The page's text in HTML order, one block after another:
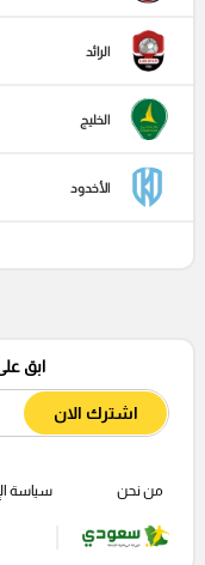
الرائد
الخليج
الأخدود
ابق
اشترك الان
من نحن سياسة